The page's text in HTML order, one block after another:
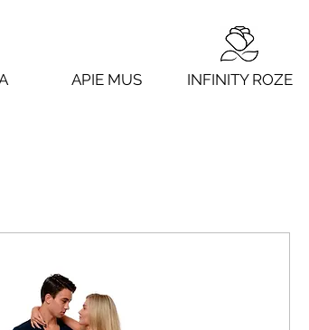
APIE MUS INFINITY ROZE